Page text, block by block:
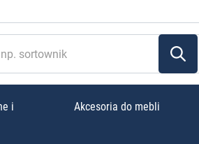
i Akcesoria do mebli